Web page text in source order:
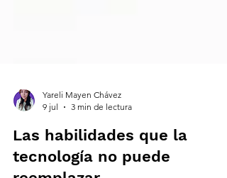
9 jul
3 min de lectura